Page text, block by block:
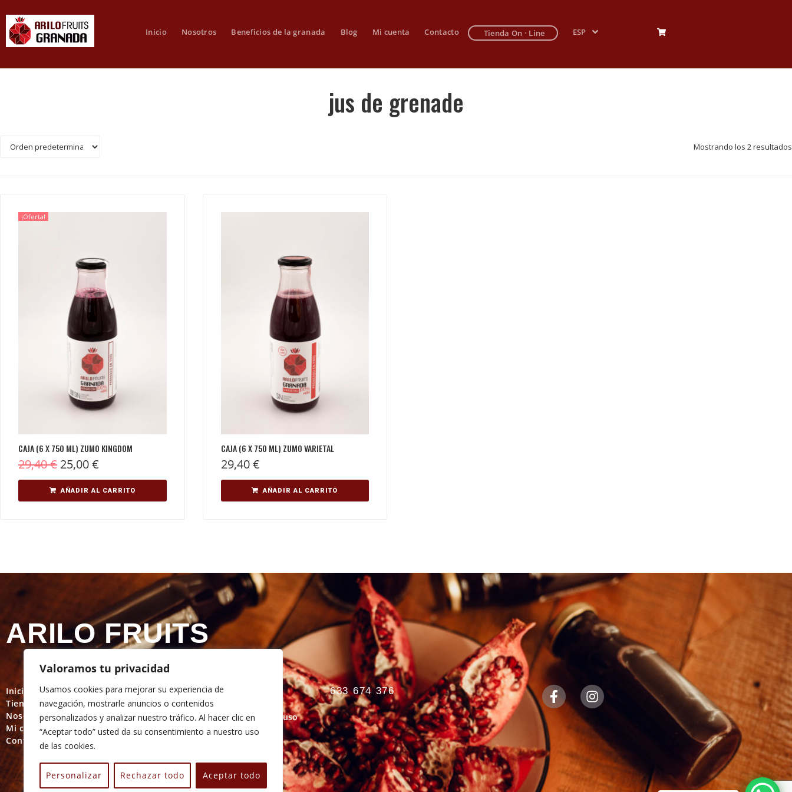
Valoramos tu privacidad
Usamos cookies para mejorar su experiencia de
navegación, mostrarle anuncios o contenidos
personalizados y analizar nuestro tráfico. Al hacer clic en
“Aceptar todo” usted da su consentimiento a nuestro uso
de las cookies.
Personalizar Rechazar todo Aceptar todo
Inicio Nosotros Beneficios de la granada Blog Mi cuenta Contacto Tienda On · Line ESP
jus de grenade
Mostrando los 2 resultados
¡Oferta!
CAJA (6 X 750 ML) ZUMO KINGDOM
29,40€ 25,00€
AÑADIR AL CARRITO
CAJA (6 X 750 ML) ZUMO VARIETAL
29,40€
AÑADIR AL CARRITO
ARILO FRUITS
Inicio
Tienda On Line
Nosotros
Mi cuenta
Contacto
Política de privacidad
Política de cookies
Términos y condiciones de uso
Política de devolución
633 674 376